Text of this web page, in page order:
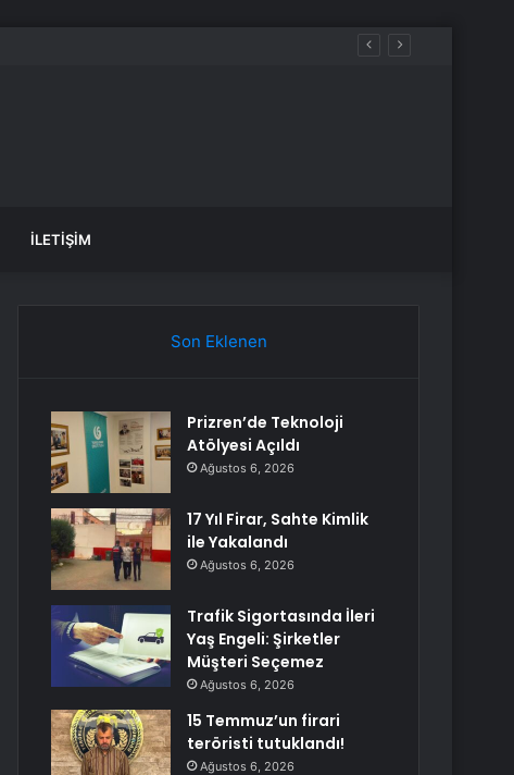
İLETIŞIM
Son Eklenen
Prizren’de Teknoloji
Atölyesi Açıldı
Ağustos 6, 2026
17 Yıl Firar, Sahte Kimlik
ile Yakalandı
Ağustos 6, 2026
Trafik Sigortasında İleri
Yaş Engeli: Şirketler
Müşteri Seçemez
Ağustos 6, 2026
15 Temmuz’un firari
teröristi tutuklandı!
Ağustos 6, 2026